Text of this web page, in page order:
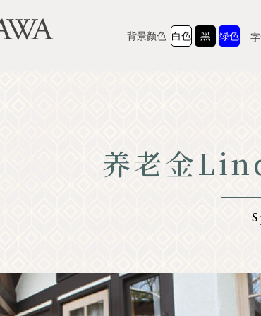
背景颜色 白色 黑 绿色
TOP
了解轻井
养老金